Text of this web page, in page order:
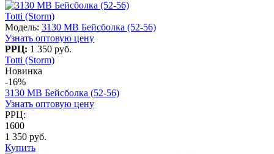
Totti (Storm)
Модель: 3130 МB Бейсболка (52-56)
Узнать оптовую цену
РРЦ: 1 350 руб.
Totti (Storm)
Новинка
-16%
3130 МB Бейсболка (52-56)
Узнать оптовую цену
РРЦ:
1600
1 350 руб.
Купить